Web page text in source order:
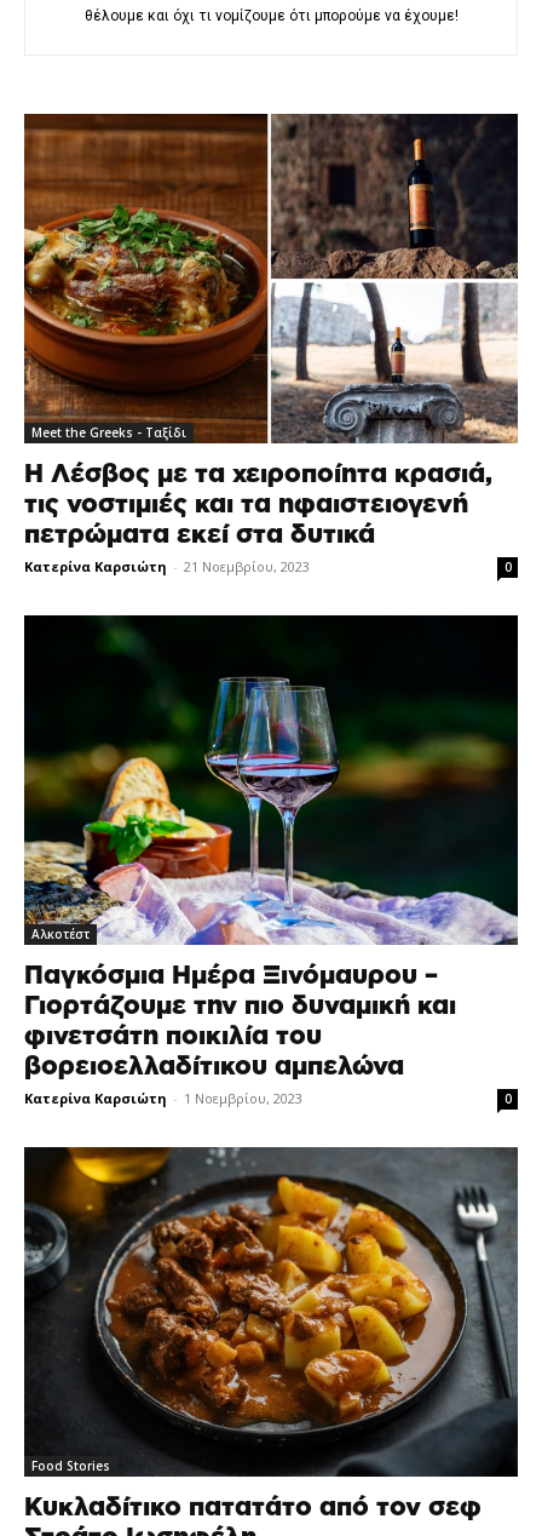
θέλουμε και όχι τι νομίζουμε ότι μπορούμε να έχουμε!
Meet the Greeks - Ταξίδι
Η Λέσβος με τα χειροποίητα κρασιά,
τις νοστιμιές και τα ηφαιστειογενή
πετρώματα εκεί στα δυτικά
Κατερίνα Καρσιώτη - 21 Νοεμβρίου, 2023 0
Αλκοτέστ
Παγκόσμια Ημέρα Ξινόμαυρου –
Γιορτάζουμε την πιο δυναμική και
φινετσάτη ποικιλία του
βορειοελλαδίτικου αμπελώνα
Κατερίνα Καρσιώτη - 1 Νοεμβρίου, 2023 0
Food Stories
Κυκλαδίτικο πατατάτο από τον σεφ